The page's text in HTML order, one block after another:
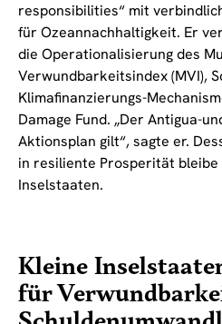
responsibilities“ mit
für Ozeannachhaltigkeit. Er
die Operationalisierung des
Verwundbarkeitsindex (MVI),
Klimafinanzierungs-
Damage Fund. „Der Antigua-
Aktionsplan gilt“, sagte er.
in resiliente Prosperität
Inselstaaten.
Kleine
für